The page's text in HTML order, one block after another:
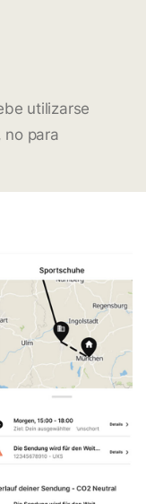
utilizarse
no para